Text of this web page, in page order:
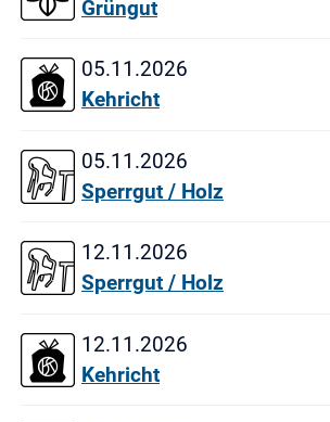
Grüngut
05.11.2026
Kehricht
05.11.2026
Sperrgut / Holz
12.11.2026
Sperrgut / Holz
12.11.2026
Kehricht